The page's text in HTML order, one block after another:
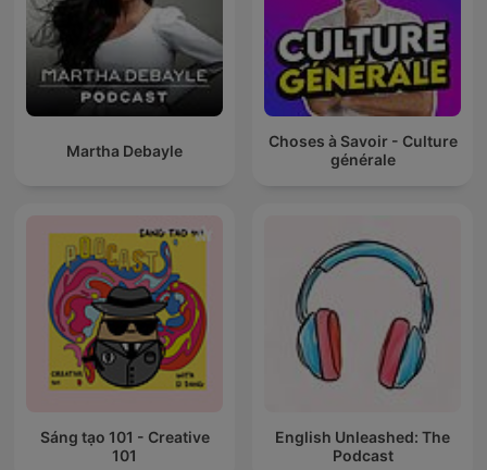
Martha Debayle
Choses à Savoir - Culture
générale
Sáng tạo 101 - Creative
101
English Unleashed: The
Podcast